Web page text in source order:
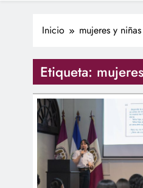
Inicio mujeres y
Etiqueta: